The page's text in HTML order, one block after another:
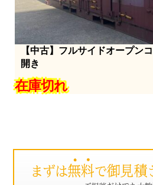
【中古】フルサイドオープン
開き
在庫切れ